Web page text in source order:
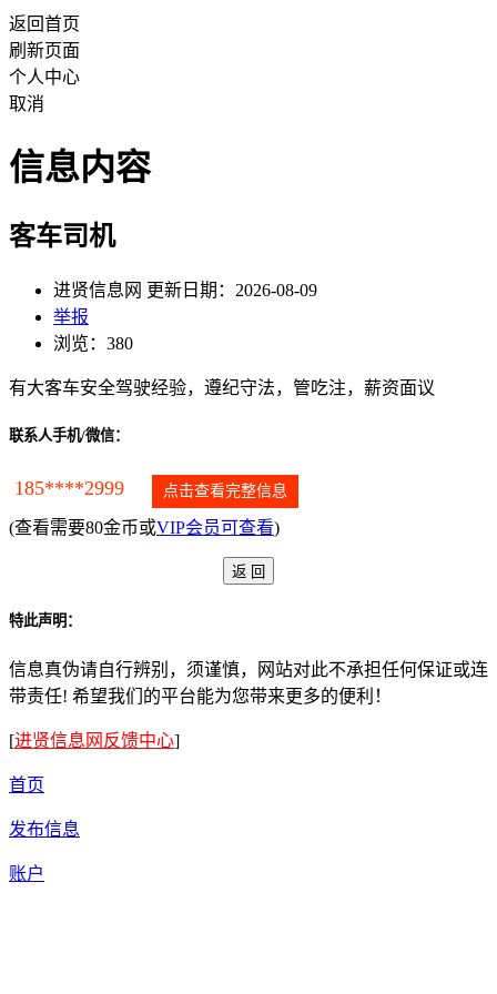
返回首页
刷新页面
个人中心
取消
信息内容
客车司机
进贤信息网 更新日期：2026-08-09
举报
浏览：380
有大客车安全驾驶经验，遵纪守法，管吃注，薪资面议
联系人手机/微信：
185****2999 点击查看完整信息
(查看需要80金币或VIP会员可查看)
特此声明：
信息真伪请自行辨别，须谨慎，网站对此不承担任何保证或连
带责任! 希望我们的平台能为您带来更多的便利！
[进贤信息网反馈中心]
首页
发布信息
账户